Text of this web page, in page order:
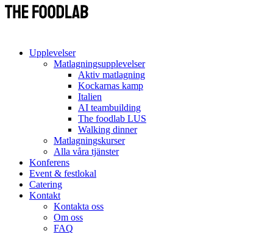
Upplevelser
Matlagningsupplevelser
Aktiv matlagning
Kockarnas kamp
Italien
AI teambuilding
The foodlab LUS
Walking dinner
Matlagningskurser
Alla våra tjänster
Konferens
Event & festlokal
Catering
Kontakt
Kontakta oss
Om oss
FAQ